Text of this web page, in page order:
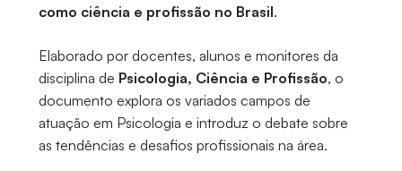
como ciência e profissão no Brasil.
Elaborado por docentes, alunos e monitores da
disciplina de Psicologia, Ciência e Profissão, o
documento explora os variados campos de
atuação em Psicologia e introduz o debate sobre
as tendências e desafios profissionais na área.